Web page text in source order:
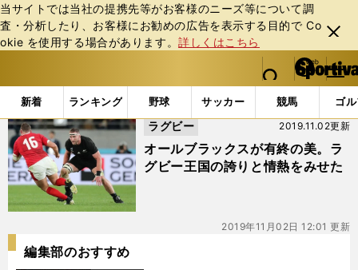
当サイトでは当社の提携先等がお客様のニーズ等について調
査・分析したり、お客様にお勧めの広告を表⽰する⽬的で Co
okie を使⽤する場合があります。詳しくはこちら
閉じ
る
web Sportiva (webスポルティーバ)
検索
マイペ
ー
ジ
メニュ
新着 ランキング 野球 サッカー 競馬 ゴ
b
ス
ポ
ル
テ
ィ
バ
「#ソニービル・ウィリアムズ」の最新ニュース・ 情報
オールブラックスが有終の美。ラ
グビー王国の誇りと情熱をみせた
2019.11.02更新
ラグビー
2019年11月02日 12:01 更新
編集部のおすすめ